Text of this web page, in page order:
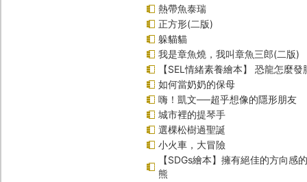
熱帶魚泰瑞
正方形(二版)
躲貓貓
我是章魚燒，我叫章魚三郎(二版)
【SEL情緒素養繪本】 恐龍怎麼
如何當奶奶的保母
嗨！凱文──超乎想像的隱形朋友
城市裡的提琴手
選棵松樹過聖誕
小火車，大冒險
【SDGs繪本】擁有絕佳的方向感
熊